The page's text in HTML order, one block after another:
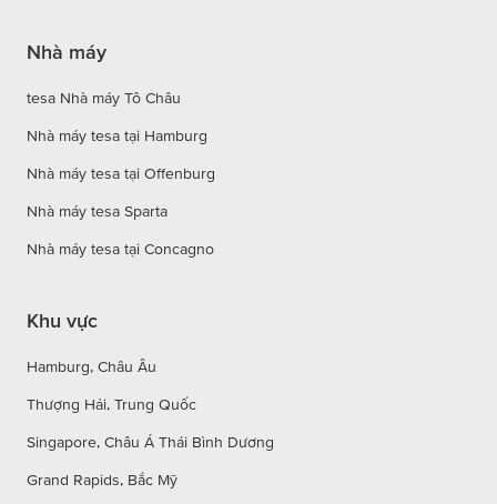
Nhà máy
tesa Nhà máy Tô Châu
Nhà máy tesa tại Hamburg
Nhà máy tesa tại Offenburg
Nhà máy tesa Sparta
Nhà máy tesa tại Concagno
Khu vực
Hamburg, Châu Âu
Thượng Hải, Trung Quốc
Singapore, Châu Á Thái Bình Dương
Grand Rapids, Bắc Mỹ